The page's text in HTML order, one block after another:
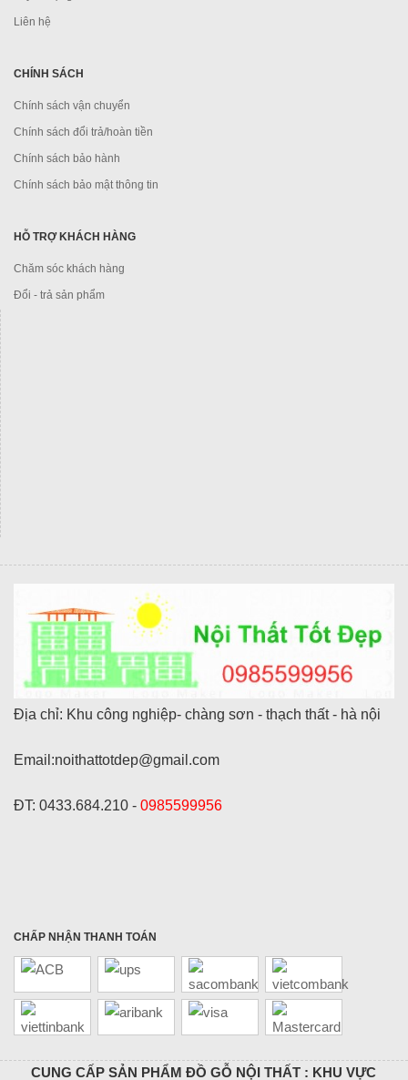
Liên hệ
CHÍNH SÁCH
Chính sách vận chuyển
Chính sách đổi trả/hoàn tiền
Chính sách bảo hành
Chính sách bảo mật thông tin
HỖ TRỢ KHÁCH HÀNG
Chăm sóc khách hàng
Đổi - trả sản phẩm
Địa chỉ: Khu công nghiệp- chàng sơn - thạch thất - hà nội
Email:noithattotdep@gmail.com
ĐT: 0433.684.210 - 0985599956
CHẤP NHẬN THANH TOÁN
CUNG CẤP SẢN PHẨM ĐỒ GỖ NỘI THẤT : KHU VỰC